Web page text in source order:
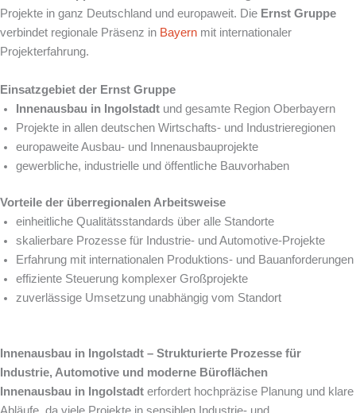
Projekte in ganz Deutschland und europaweit. Die Ernst Gruppe
verbindet regionale Präsenz in Bayern mit internationaler
Projekterfahrung.
Einsatzgebiet der Ernst Gruppe
Innenausbau in Ingolstadt und gesamte Region Oberbayern
Projekte in allen deutschen Wirtschafts- und Industrieregionen
europaweite Ausbau- und Innenausbauprojekte
gewerbliche, industrielle und öffentliche Bauvorhaben
Vorteile der überregionalen Arbeitsweise
einheitliche Qualitätsstandards über alle Standorte
skalierbare Prozesse für Industrie- und Automotive-Projekte
Erfahrung mit internationalen Produktions- und Bauanforderungen
effiziente Steuerung komplexer Großprojekte
zuverlässige Umsetzung unabhängig vom Standort
Innenausbau in Ingolstadt – Strukturierte Prozesse für
Industrie, Automotive und moderne Büroflächen
Innenausbau in Ingolstadt erfordert hochpräzise Planung und klare